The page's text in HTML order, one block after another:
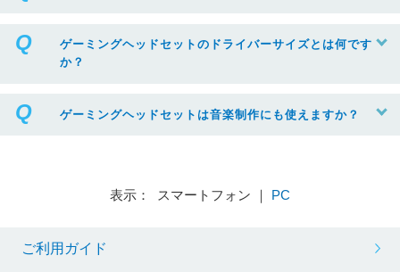
ゲーミングヘッドセットのドライバーサイズとは何です
か？
ゲーミングヘッドセットは音楽制作にも使えますか？
表示： スマートフォン ｜ PC
ご利用ガイド